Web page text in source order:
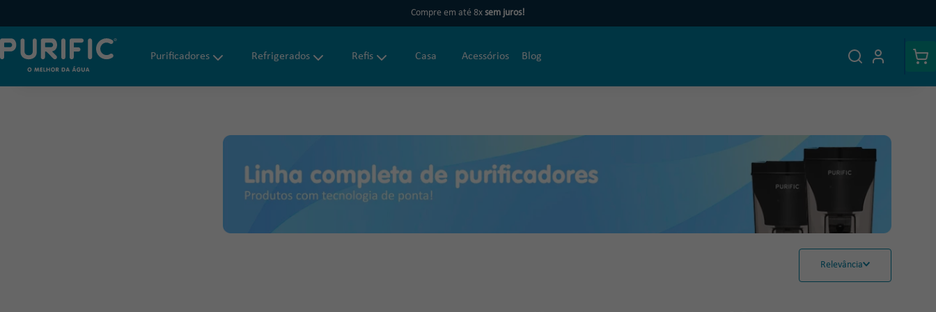
Compre em até 8x sem juros!
Purificadores Refrigerados Refis Casa Acessórios Blog
Relevância